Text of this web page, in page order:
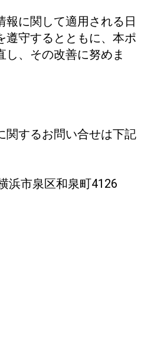
報に関して適用される日
遵守するとともに、本ポ
し、その改善に努めま
関するお問い合せは下記
市泉区和泉町4126